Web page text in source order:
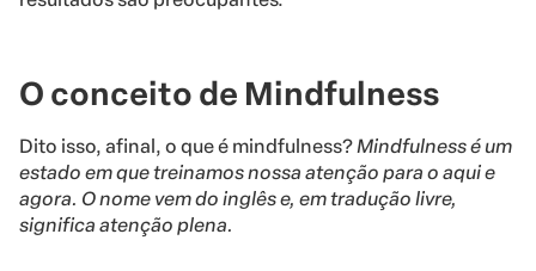
O conceito de Mindfulness
Dito isso, afinal, o que é mindfulness?Mindfulness é um
estado em que treinamos nossa atenção para o aqui e
agora. O nome vem do inglês e, em tradução livre,
significa atenção plena.